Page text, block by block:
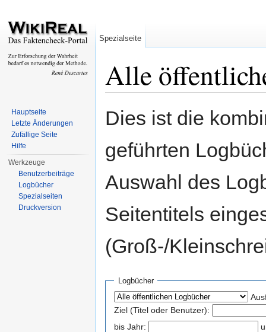
Alle
Dies ist die
geführten
Auswahl des
Seitentitels
(Groß-/
Logbücher
Ziel (Titel oder Benutzer):
bis Jahr:
Spezialseite
Hauptseite
Letzte Änderungen
Zufällige Seite
Hilfe
Werkzeuge
Benutzerbeiträge
Logbücher
Spezialseiten
Druckversion